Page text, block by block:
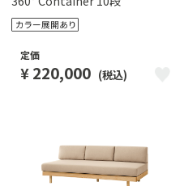
定価
¥220,000 (税込)